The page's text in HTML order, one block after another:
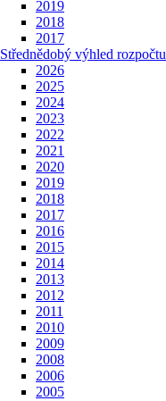
2019
2018
2017
Střednědobý výhled rozpočtu
2026
2025
2024
2023
2022
2021
2020
2019
2018
2017
2016
2015
2014
2013
2012
2011
2010
2009
2008
2006
2005